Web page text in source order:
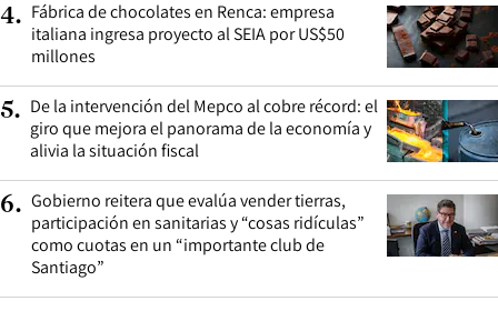
4. Fábrica de chocolates en Renca: empresa
italiana ingresa proyecto al SEIA por US$50
millones
5. De la intervención del Mepco al cobre récord: el
giro que mejora el panorama de la economía y
alivia la situación fiscal
6. Gobierno reitera que evalúa vender tierras,
participación en sanitarias y “cosas ridículas”
como cuotas en un “importante club de
Santiago”